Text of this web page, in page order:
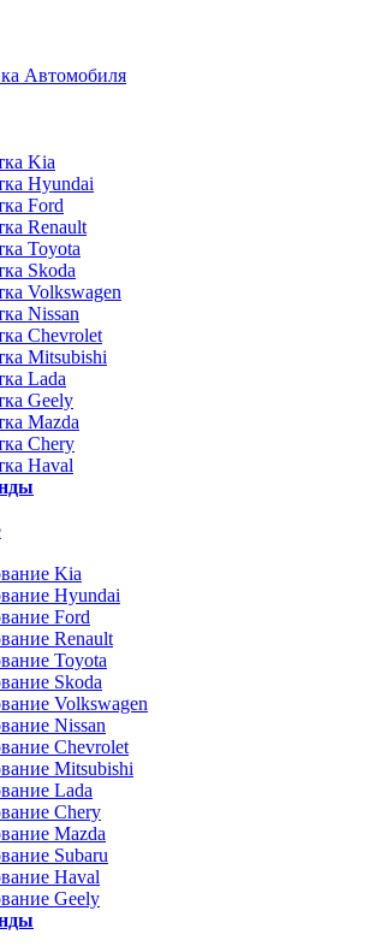
Автомобиля
Kia
Hyundai
Ford
Renault
Toyota
Skoda
Volkswagen
Nissan
Chevrolet
Mitsubishi
Lada
Geely
Mazda
Chery
Haval
Kia
Hyundai
Ford
Renault
Toyota
Skoda
Volkswagen
Nissan
Chevrolet
Mitsubishi
Lada
Chery
Mazda
Subaru
Haval
Geely